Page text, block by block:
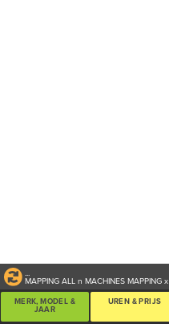
...
MAPPING ALLn MACHINESMAPPINGx
MERK, MODEL &
JAAR
UREN & PRIJS